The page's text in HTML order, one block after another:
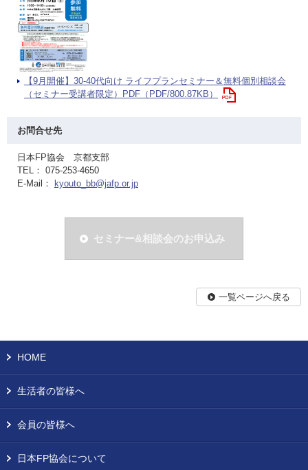
【9月開催】30-40代向け ライフプランセミナー＆無料個別相談会
（セミナー受講者限定）PDF（PDF/800.87KB）
お問合せ先
日本FP協会 京都支部
TEL： 075-253-4650
E-Mail：
kyouto_bb@jafp.or.jp
セミナー&相談会のお申込み
一覧ページへ戻る
HOME
生活者の皆様へ
会員の皆様へ
日本FP協会について